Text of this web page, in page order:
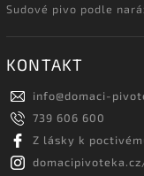
Sudové pivo podle
KONTAKT
info@domaci-
739 606 600
Z lásky k